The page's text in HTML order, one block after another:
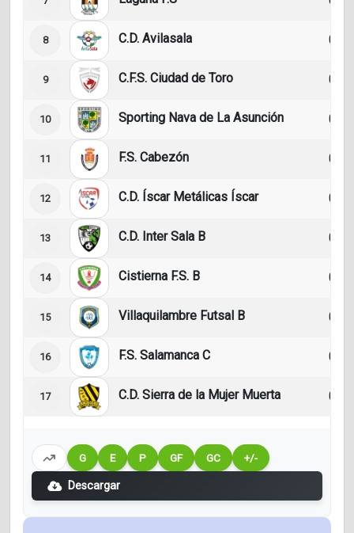
8 C.D. Avilasala 0
9 C.F.S. Ciudad de Toro 0
10 Sporting Nava de La Asunción 0
11 F.S. Cabezón 0
12 C.D. Íscar Metálicas Íscar 0
13 C.D. Inter Sala B 0
14 Cistierna F.S. B 0
15 Villaquilambre Futsal B 0
16 F.S. Salamanca C 0
17 C.D. Sierra de la Mujer Muerta 0
G E P GF GC +/-
Descargar